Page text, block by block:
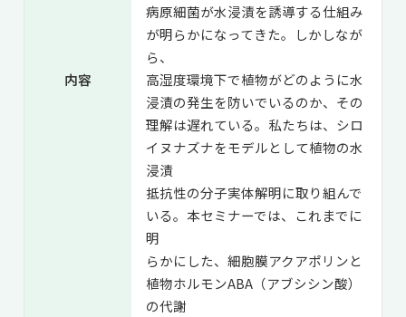
内容
病原細菌が水浸漬を誘導する仕組み
が明らかになってきた。しかしなが
ら、
高湿度環境下で植物がどのように水
浸漬の発生を防いでいるのか、その
理解は遅れている。私たちは、シロ
イヌナズナをモデルとして植物の水
浸漬
抵抗性の分子実体解明に取り組んで
いる。本セミナーでは、これまでに
明
らかにした、細胞膜アクアポリンと
植物ホルモンABA（アブシシン酸）
の代謝